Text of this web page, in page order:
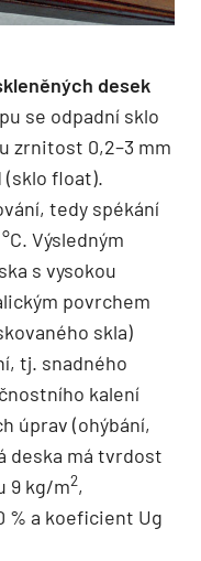
desek
se odpadní sklo
zrnitost 0,2–3 mm
(sklo float).
tedy spékání
Výsledným
s vysokou
povrchem
skla)
tj. snadného
kalení
úprav (ohýbání,
deska má tvrdost
9 kg/m2,
% a koefi­cient Ug